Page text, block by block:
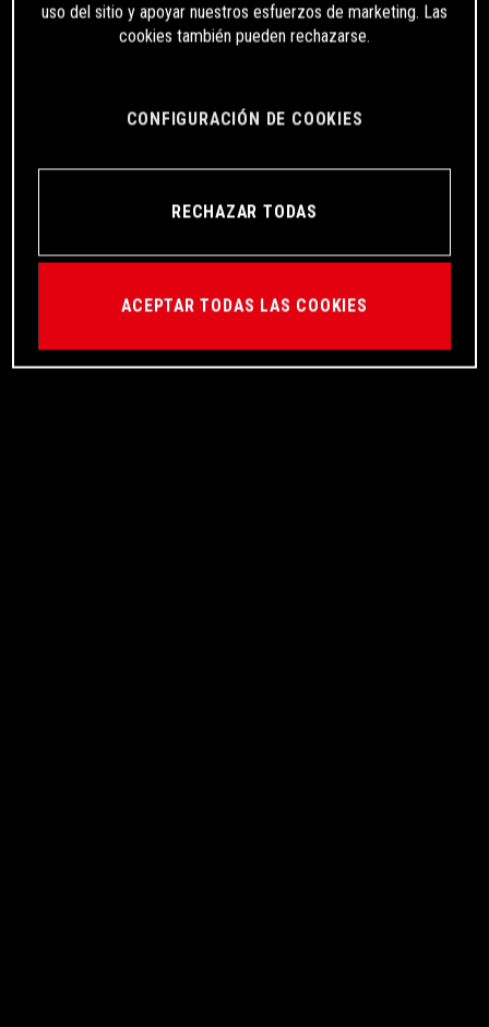
uso del sitio y apoyar nuestros esfuerzos de marketing. Las
cookies también pueden rechazarse.
CONFIGURACIÓN DE COOKIES
RECHAZAR TODAS
ACEPTAR TODAS LAS COOKIES